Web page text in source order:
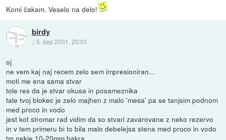
Komi čakam. Veselo na delo!
birdy
:: 5. sep 2001, 20:01
oj
ne vem kaj naj recem zelo sem impresioniran...
moti me ena sama stvar
tole res da je stvar okusa in posameznika
tale tvoj blokec je zelo majhen z malo 'mesa' pa se tanjsim podnom
med proco in vodo
jest kot stromar rad vidim da so stvari zavarovane z neko rezervo
in v tem primeru bi to bila malo debelejsa stena med proco in vodo
tm nekje 10-20mm bakra...